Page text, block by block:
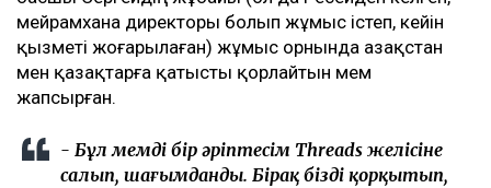
мейрамхана директоры болып жұмыс істеп, кейін
қызметі жоғарылаған) жұмыс орнында Қазақстан
мен қазақтарға қатысты қорлайтын мем
жапсырған.
- Бұл мемді бір әріптесім Threads желісіне
салып, шағымданды. Бірақ бізді қорқытып,